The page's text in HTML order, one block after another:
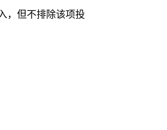
，但不排除该项投